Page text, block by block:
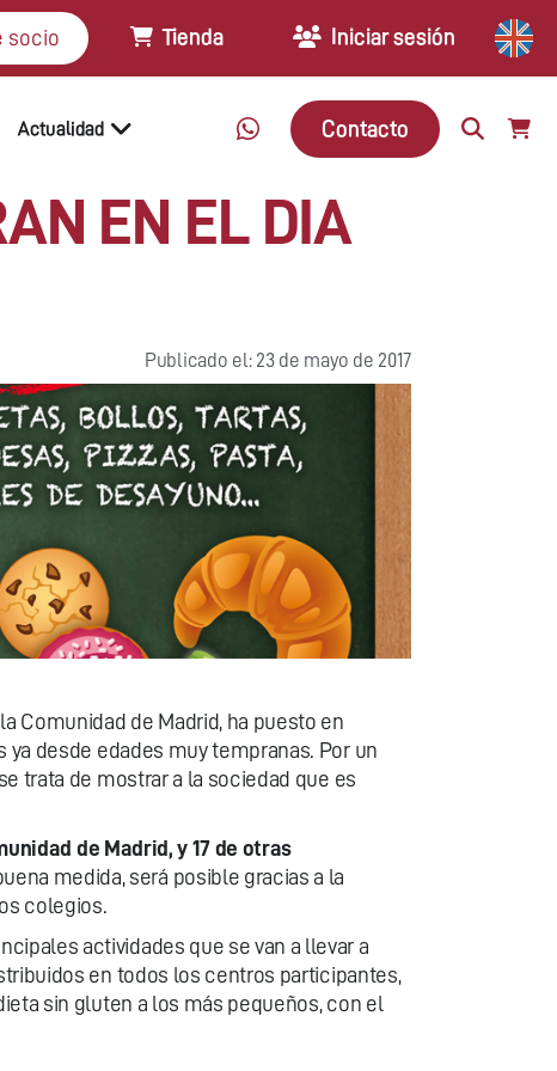
socio Tienda Iniciar sesión
Actualidad Contacto
EN EL DIA
Publicado el: 23 de mayo de 2017
Comunidad de Madrid, ha puesto en
desde edades muy tempranas. Por un
trata de mostrar a la sociedad que es
de Madrid, y 17 de otras
medida, será posible gracias a la
colegios.
actividades que se van a llevar a
en todos los centros participantes,
sin gluten a los más pequeños, con el